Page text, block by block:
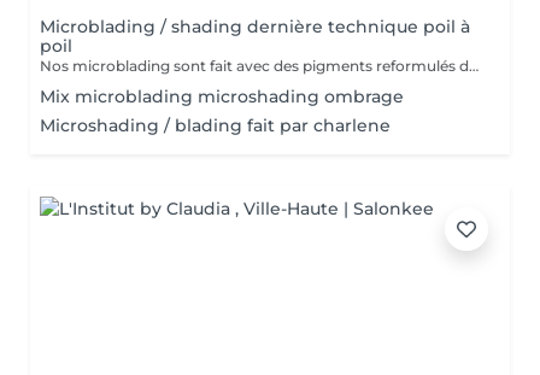
Microblading / shading dernière technique poil à
poil
Nos microblading sont fait avec des pigments reformulés depuis la loi du 4 janvier 2022 faites nous confiance nous travaillons avec les meilleures marques sur le marché ne vous inquiétez pas pour la couleur et technique on regardera ensemble sur place :) l'épilation au fil est incluse
Mix microblading microshading ombrage
Microshading / blading fait par charlene